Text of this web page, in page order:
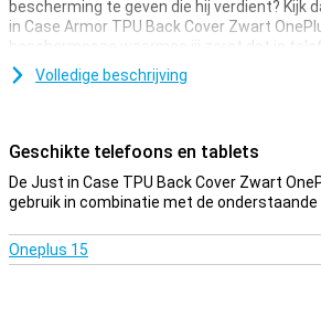
bescherming te geven die hij verdient? Kijk
in Case Armor TPU Back Cover Zwart
beschermcase waarmee jij zorgt dat je
mee gaat.
stootrand!
Een stevig hoesje voor een goede
bescherming voor je toestel. Hier komt nog
hoesjes vaak niet zo duur zijn als andere
Volledige beschrijving
Geschikte telefoons en tablets
De Just in Case TPU Back Cover Zwart
gebruik in combinatie met de
Oneplus 15